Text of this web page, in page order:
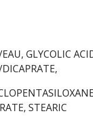
GLYCOLIC
STEARIC